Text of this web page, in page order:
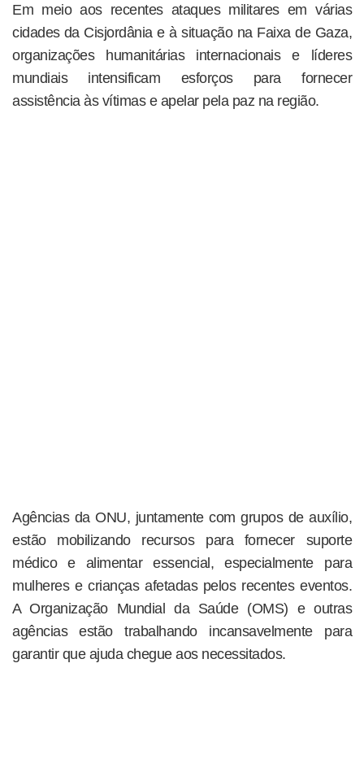
Em meio aos recentes ataques militares em várias
cidades da Cisjordânia e à situação na Faixa de Gaza,
organizações humanitárias internacionais e líderes
mundiais intensificam esforços para fornecer
assistência às vítimas e apelar pela paz na região.
Agências da ONU, juntamente com grupos de auxílio,
estão mobilizando recursos para fornecer suporte
médico e alimentar essencial, especialmente para
mulheres e crianças afetadas pelos recentes eventos.
A Organização Mundial da Saúde (OMS) e outras
agências estão trabalhando incansavelmente para
garantir que ajuda chegue aos necessitados.